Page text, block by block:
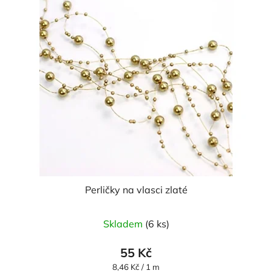
Perličky na vlasci zlaté
hodnocení
produktu
je
Skladem (6 ks)
55 Kč
Měrná
8,46 Kč / 1 m